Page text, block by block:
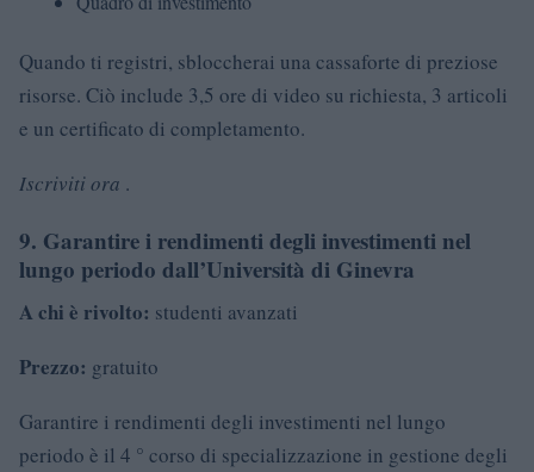
Quando ti registri, sbloccherai una cassaforte di preziose
risorse. Ciò include 3,5 ore di video su richiesta, 3 articoli
e un certificato di completamento.
Iscriviti ora .
9. Garantire i rendimenti degli investimenti nel
lungo periodo dall’Università di Ginevra
A chi è rivolto: studenti avanzati
Prezzo: gratuito
Garantire i rendimenti degli investimenti nel lungo
periodo è il 4 ° corso di specializzazione in gestione degli